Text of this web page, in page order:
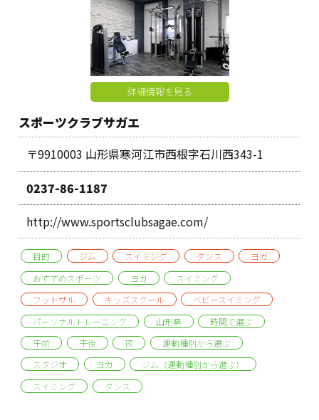
詳細情報を見る
スポーツクラブサガエ
〒9910003 山形県寒河江市西根字石川西343-1
0237-86-1187
http://www.sportsclubsagae.com/
目的 ジム スイミング ダンス
ヨガ
おすすめスポーツ
ヨガ
スイミング
フットサル
キッズスクール
ベビースイミング
パーソナルトレーニング
山形県
時間で選ぶ
午前
午後 夜
運動種別から選ぶ
スタジオ
ヨガ
ジム（運動種別から選ぶ）
スイミング
ダンス